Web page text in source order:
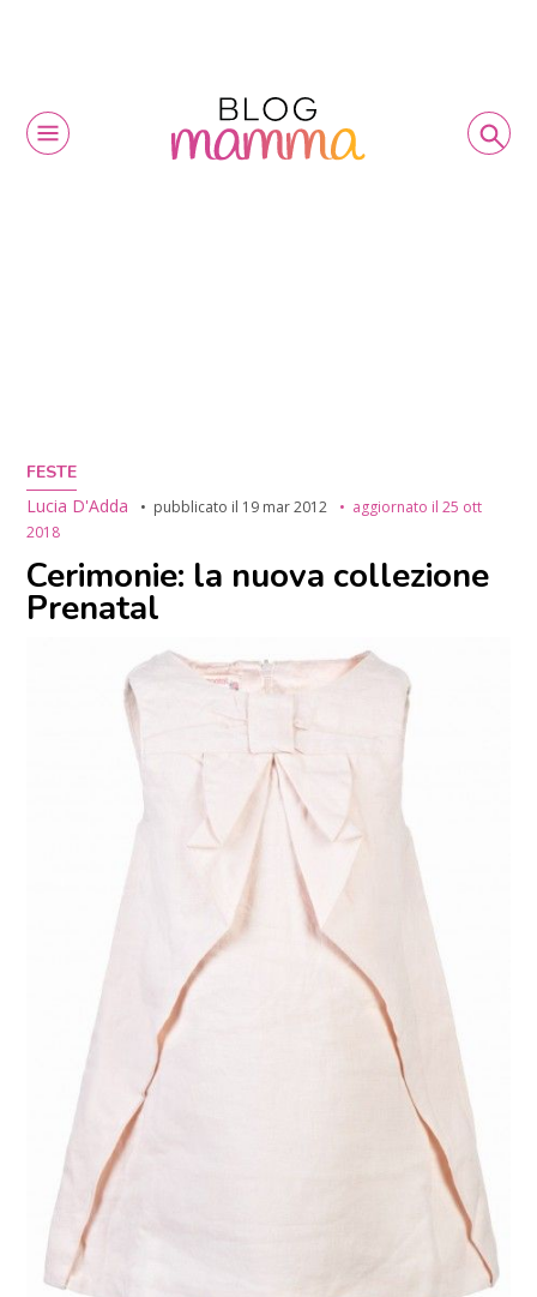
FESTE
Lucia D'Adda
pubblicato il 19 mar 2012 aggiornato il25 ott
2018
Cerimonie: la nuova collezione
Prenatal